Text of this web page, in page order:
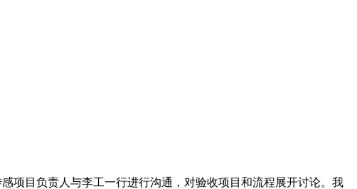
项目负责人与李工一行进行沟通，对验收项目和流程展开讨论。我